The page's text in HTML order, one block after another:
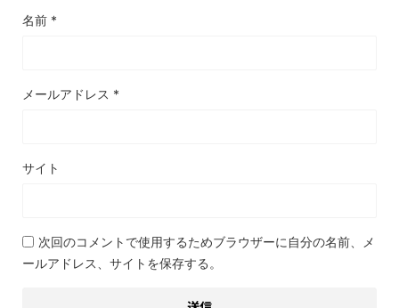
名前 *
メールアドレス *
サイト
次回のコメントで使用するためブラウザーに自分の名前、メ
ールアドレス、サイトを保存する。